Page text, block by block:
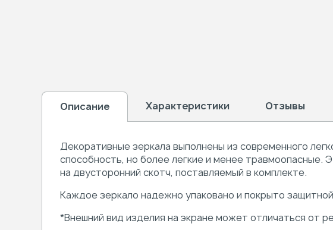
Описание Характеристики Отзывы
Декоративные зеркала выполнены из современного
способность, но более легкие и менее травмоопасные.
на двусторонний скотч, поставляемый в комплекте.
Каждое зеркало надежно упаковано и покрыто
*Внешний вид изделия на экране может отличаться от